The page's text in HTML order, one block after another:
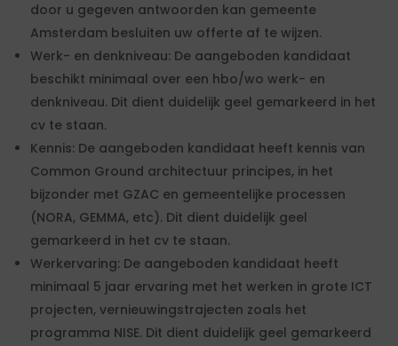
door u gegeven antwoorden kan gemeente
Amsterdam besluiten uw offerte af te wijzen.
Werk- en denkniveau: De aangeboden kandidaat
beschikt minimaal over een hbo/wo werk- en
denkniveau. Dit dient duidelijk geel gemarkeerd in het
cv te staan.
Kennis: De aangeboden kandidaat heeft kennis van
Common Ground architectuur principes, in het
bijzonder met GZAC en gemeentelijke processen
(NORA, GEMMA, etc). Dit dient duidelijk geel
gemarkeerd in het cv te staan.
Werkervaring: De aangeboden kandidaat heeft
minimaal 5 jaar ervaring met het werken in grote ICT
projecten, vernieuwingstrajecten zoals het
programma NISE. Dit dient duidelijk geel gemarkeerd